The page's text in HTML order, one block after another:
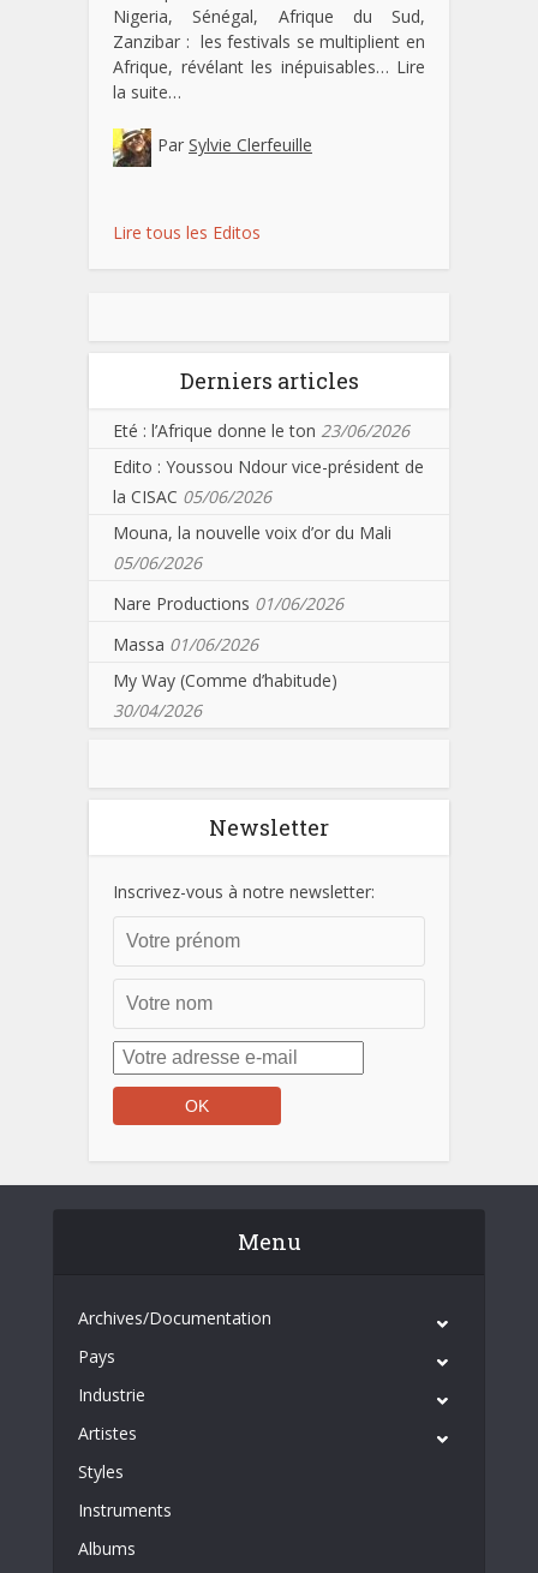
Nigeria, Sénégal, Afrique du Sud,
Zanzibar : les festivals se multiplient en
Afrique, révélant les inépuisables… Lire
la suite…
Par Sylvie Clerfeuille
Lire tous les Editos
Derniers articles
Eté : l’Afrique donne le ton 23/06/2026
Edito : Youssou Ndour vice-président de
la CISAC 05/06/2026
Mouna, la nouvelle voix d’or du Mali
05/06/2026
Nare Productions 01/06/2026
Massa 01/06/2026
My Way (Comme d’habitude)
30/04/2026
Newsletter
Inscrivez-vous à notre newsletter:
Menu
Archives/Documentation
Pays
Industrie
Artistes
Styles
Instruments
Albums